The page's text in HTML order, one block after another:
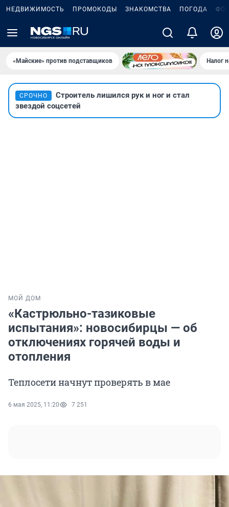
НЕДВИЖИМОСТЬ ПРОМОКОДЫ ЗНАКОМСТВА ПОГОДА
«Майские» против подставщиков Налог
СРОЧНО
Строитель лишился рук и ног и стал
звездой соцсетей
МОЙ ДОМ
«Кастрюльно-тазиковые
испытания»: новосибирцы — об
отключениях горячей воды и
отопления
Теплосети начнут проверять в мае
6 мая 2025, 11:20 7 251